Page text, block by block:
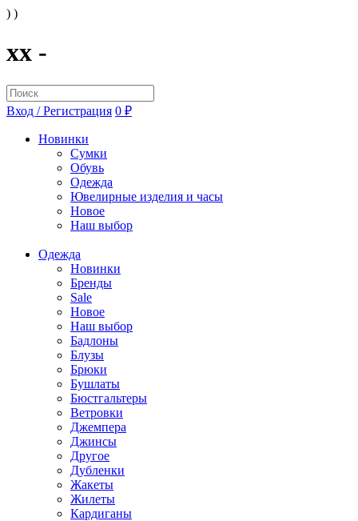
) )
xx -
Вход / Регистрация 0 ₽
Новинки
Сумки
Обувь
Одежда
Ювелирные изделия и часы
Новое
Наш выбор
Одежда
Новинки
Бренды
Sale
Новое
Наш выбор
Бадлоны
Блузы
Брюки
Бушлаты
Бюстгальтеры
Ветровки
Джемпера
Джинсы
Другое
Дубленки
Жакеты
Жилеты
Кардиганы